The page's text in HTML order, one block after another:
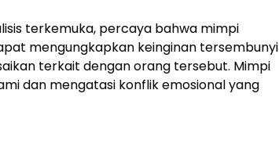
terkemuka, percaya bahwa mimpi
mengungkapkan keinginan tersembunyi
terkait dengan orang tersebut. Mimpi
dan mengatasi konflik emosional yang